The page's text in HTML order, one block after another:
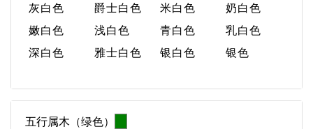
灰白色
爵士白色 米白色
奶白色
嫩白色
浅白色 青白色
乳白色
深白色
雅士白色 银白色 银色
五行属木（绿色）